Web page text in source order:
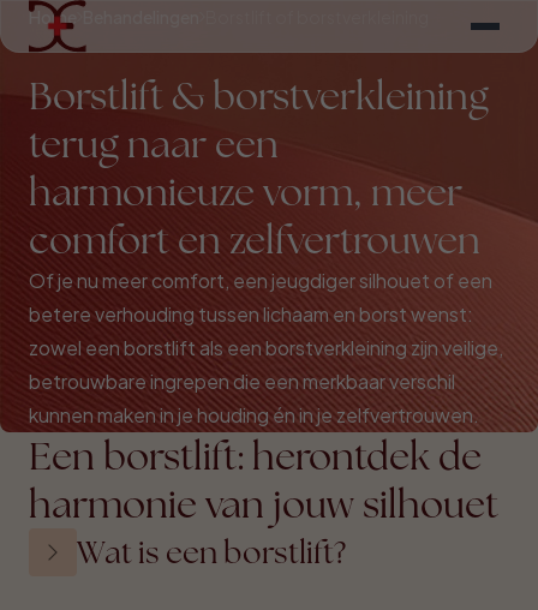
Home
Borstlift & borstverkleining
terug naar een
harmonieuze vorm, meer
comfort en zelfvertrouwen
Of je nu meer comfort, een jeugdiger silhouet of een
betere verhouding tussen lichaam en borst wenst:
zowel een borstlift als een borstverkleining zijn veilige,
betrouwbare ingrepen die een merkbaar verschil
kunnen maken in je houding én in je zelfvertrouwen.
Een borstlift: herontdek de
harmonie van jouw silhouet
Wat is een borstlift?